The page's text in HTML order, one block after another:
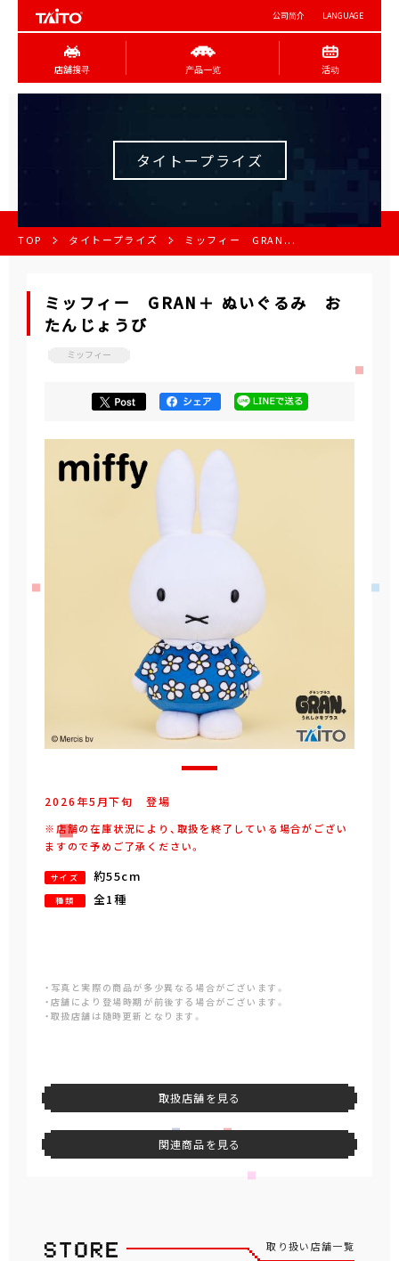
公司简介 LANGUAGE
店舖搜寻 产品一览 活动
タイトープライズ
TOP タイトープライズ ミッフィー GRAN...
ミッフィー GRAN＋ ぬいぐるみ お
たんじょうび
ミッフィー
2026年5 月下旬 登場
※店舗の在庫状況により、取扱を終了している場合がござい
ますので予めご了承ください。
サイズ 約55cm
種類 全1種
・写真と実際の商品が多少異なる場合がございます。
・店舗により登場時期が前後する場合がございます。
・取扱店舗は随時更新となります。
取扱店舗を見る
関連商品を見る
取り扱い店舗一覧